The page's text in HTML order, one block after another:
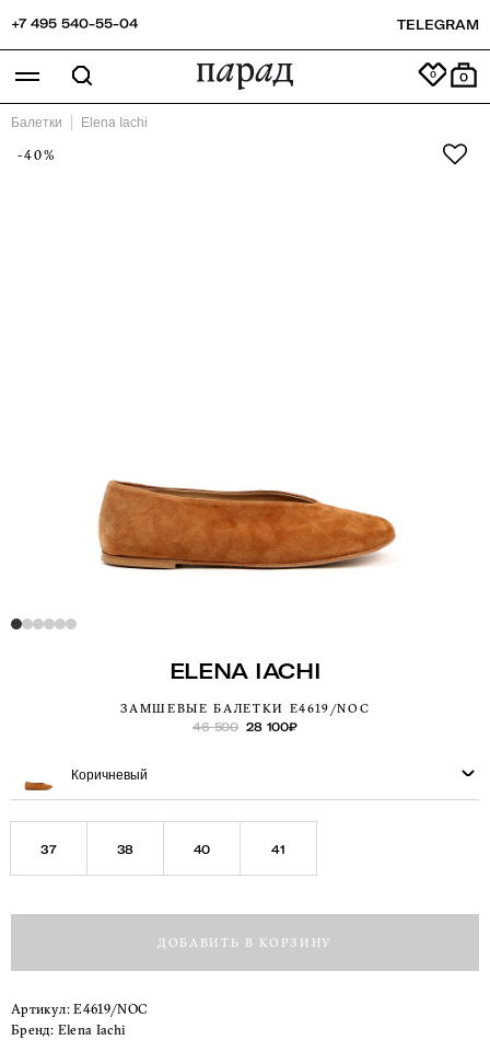
+7 495 540-55-04 TELEGRAM
0
Балетки Elena Iachi
-40%
ELENA IACHI
ЗАМШЕВЫЕ БАЛЕТКИ E4619/NOC
46 500 28 100₽
Коричневый
37 38 40 41
ДОБАВИТЬ В КОРЗИНУ
Артикул:E4619/NOC
Бренд:
Elena Iachi